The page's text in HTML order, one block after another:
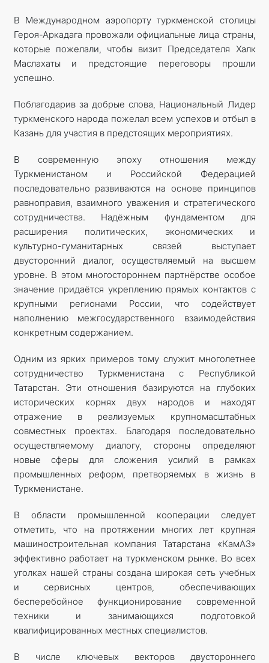
В Международном аэропорту турк­менской столицы
Героя-­Аркадага провожали официальные лица страны,
которые пожелали, чтобы визит Председателя Халк
Маслахаты и предстоящие переговоры прошли
успешно.
Поблагодарив за добрые слова, Национальный Лидер
туркменского народа пожелал всем успехов и отбыл в
Казань для участия в предстоящих мероприятиях.
В современную эпоху отношения между
Туркменистаном и Российской Федерацией
последовательно развиваются на основе принципов
равноправия, взаимного уважения и стратегического
сотрудничества. Надёжным фундаментом для
расширения политических, экономических и
культурно-гуманитарных связей выступает
двусторонний диалог, осуществляемый на высшем
уровне. В этом многостороннем парт­нёрстве особое
значение придаётся укреплению прямых контактов с
крупными регионами России, что содействует
наполнению межгосударственного взаимодействия
конкретным содержанием.
Одним из ярких примеров тому служит многолетнее
сотрудничество Туркменистана с Республикой
Татарстан. Эти отношения базируются на глубоких
исторических корнях двух народов и находят
отражение в реализуемых крупномасштабных
совместных проектах. Благодаря последовательно
осуществляемому диалогу, стороны определяют
новые сферы для сложения усилий в рамках
промышленных реформ, претворяемых в жизнь в
Туркменистане.
В области промышленной ко­операции следует
отметить, что на протяжении многих лет крупная
машиностроительная компания Татарстана «КамАЗ»
эффективно работает на туркменском рынке. Во всех
уголках нашей страны создана широкая сеть учебных
и сервисных центров, обеспечивающих
бесперебойное функционирование современной
техники и занимающихся подготовкой
квалифицированных местных специалистов.
В числе ключевых векторов двустороннего